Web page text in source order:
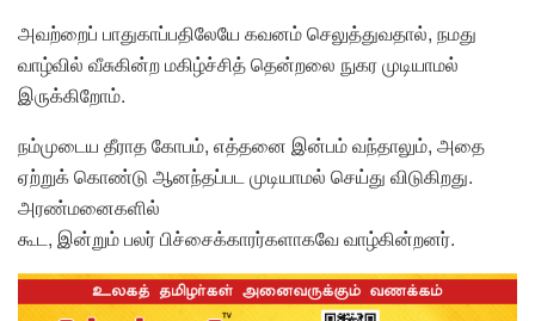
அவற்றைப் பாதுகாப்பதிலேயே கவனம் செலுத்துவதால், நமது
வாழ்வில் வீசுகின்ற மகிழ்ச்சித் தென்றலை நுகர முடியாமல்
இருக்கிறோம்.
நம்முடைய தீராத கோபம், எத்தனை இன்பம் வந்தாலும், அதை
ஏற்றுக் கொண்டு ஆனந்தப்பட முடியாமல் செய்து விடுகிறது.
அரண்மனைகளில்
கூட, இன்றும் பலர் பிச்சைக்காரர்களாகவே வாழ்கின்றனர்.